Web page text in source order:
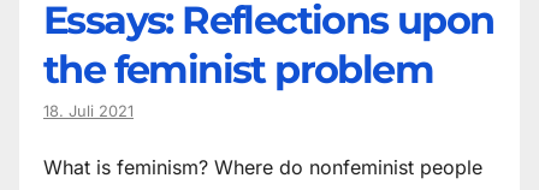
Essays: Reflections upon
the feminist problem
18. Juli 2021
What is feminism? Where do non­feminist people